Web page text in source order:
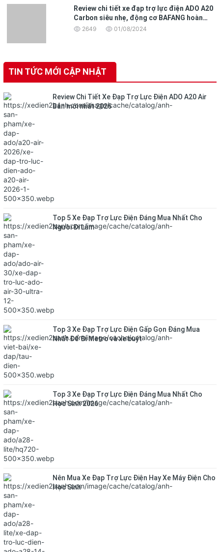
Review chi tiết xe đạp trợ lực điện ADO A20
Carbon siêu nhẹ, động cơ BAFANG hoàn
toàn mới
2649 01/08/2024
TIN TỨC MỚI CẬP NHẬT
Review Chi Tiết Xe Đạp Trợ Lực Điện ADO A20 Air
Bản mới nhất 2026
Top 5 Xe Đạp Trợ Lực Điện Đáng Mua Nhất Cho
Người Đi Làm
Top 3 Xe Đạp Trợ Lực Điện Gấp Gọn Đáng Mua
Nhất Để Đi Metro và xe buýt
Top 3 Xe Đạp Trợ Lực Điện Đáng Mua Nhất Cho
Học Sinh 2026
Nên Mua Xe Đạp Trợ Lực Điện Hay Xe Máy Điện Cho
Học Sinh